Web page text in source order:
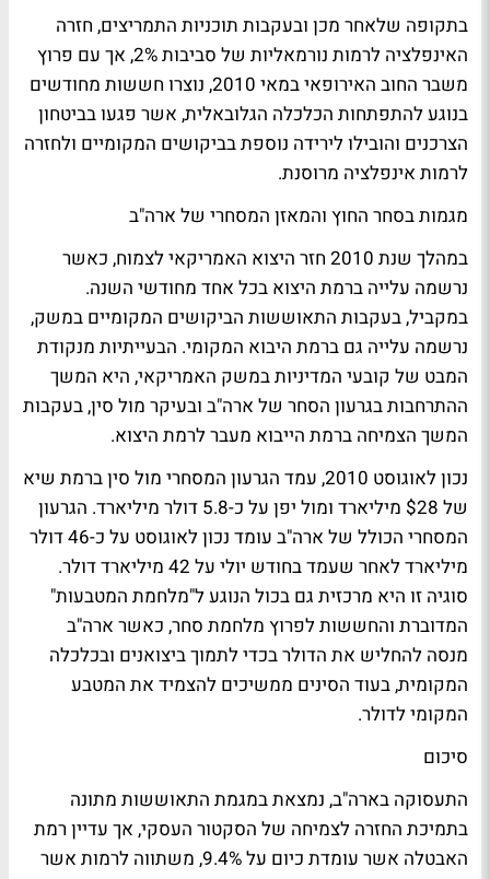
בתקופה שלאחר מכן ובעקבות תוכניות התמריצים, חזרה
האינפלציה לרמות נורמאליות של סביבות 2%, אך עם פרוץ
משבר החוב האירופאי במאי 2010, נוצרו חששות מחודשים
בנוגע להתפתחות הכלכלה הגלובאלית, אשר פגעו בביטחון
הצרכנים והובילו לירידה נוספת בביקושים המקומיים ולחזרה
לרמות אינפלציה מרוסנת.
מגמות בסחר החוץ והמאזן המסחרי של ארה"ב
במהלך שנת 2010 חזר היצוא האמריקאי לצמוח, כאשר
נרשמה עלייה ברמת היצוא בכל אחד מחודשי השנה.
במקביל, בעקבות התאוששות הביקושים המקומיים במשק,
נרשמה עלייה גם ברמת היבוא המקומי. הבעייתיות מנקודת
המבט של קובעי המדיניות במשק האמריקאי, היא המשך
ההתרחבות בגרעון הסחר של ארה"ב ובעיקר מול סין, בעקבות
המשך הצמיחה ברמת הייבוא מעבר לרמת היצוא.
נכון לאוגוסט 2010, עמד הגרעון המסחרי מול סין ברמת שיא
של $28 מיליארד ומול יפן על כ-5.8 דולר מיליארד. הגרעון
המסחרי הכולל של ארה"ב עומד נכון לאוגוסט על כ-46 דולר
מיליארד לאחר שעמד בחודש יולי על 42 מיליארד דולר.
סוגיה זו היא מרכזית גם בכול הנוגע ל"מלחמת המטבעות"
המדוברת והחששות לפרוץ מלחמת סחר, כאשר ארה"ב
מנסה להחליש את הדולר בכדי לתמוך ביצואנים ובכלכלה
המקומית, בעוד הסינים ממשיכים להצמיד את המטבע
המקומי לדולר.
סיכום
התעסוקה בארה"ב, נמצאת במגמת התאוששות מתונה
בתמיכת החזרה לצמיחה של הסקטור העסקי, אך עדיין רמת
האבטלה אשר עומדת כיום על 9.4%, משתווה לרמות אשר